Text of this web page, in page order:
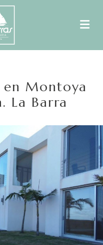
en Montoya
La Barra